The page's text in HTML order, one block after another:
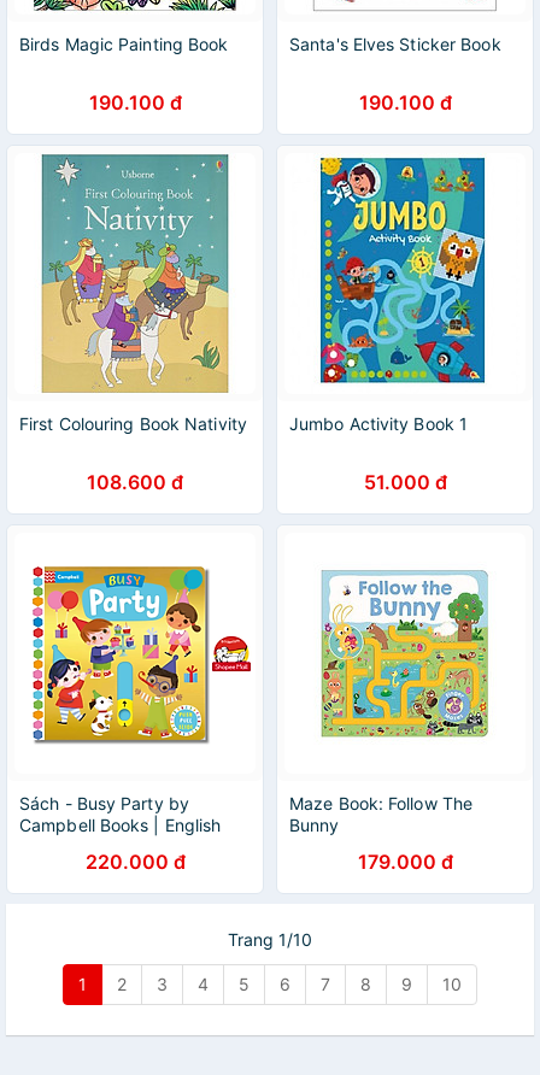
Birds Magic Painting Book
190.100 đ
Santa's Elves Sticker Book
190.100 đ
First Colouring Book Nativity
108.600 đ
Jumbo Activity Book 1
51.000 đ
Sách - Busy Party by
Campbell Books | English
Activity Book220.000 đ
Maze Book: Follow The
Bunny
179.000 đ
Trang 1/10
1 2 3 4 5 6 7 8 9 10